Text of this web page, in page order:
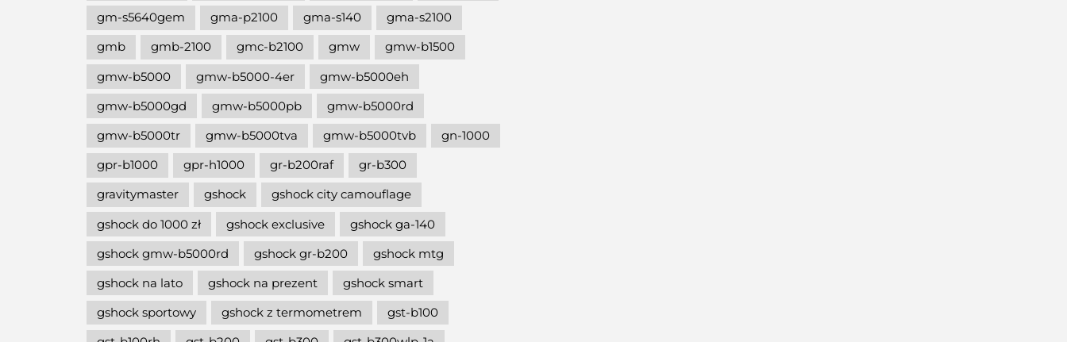
gm-s5640gem
gma-p2100 gma-s140
gma-s2100
gmb
gmb-2100 gmc-b2100 gmw
gmw-b1500
gmw-b5000
gmw-b5000-4er
gmw-b5000eh
gmw-b5000gd
gmw-b5000pb
gmw-b5000rd
gmw-b5000tr
gmw-b5000tva gmw-b5000tvb
gn-1000
gpr-b1000
gpr-h1000 gr-b200raf
gr-b300
gravitymaster
gshock
gshock city camouflage
gshock do 1000 zł
gshock exclusive
gshock ga-140
gshock gmw-b5000rd
gshock gr-b200
gshock mtg
gshock na lato
gshock na prezent
gshock smart
gshock sportowy
gshock z termometrem
gst-b100